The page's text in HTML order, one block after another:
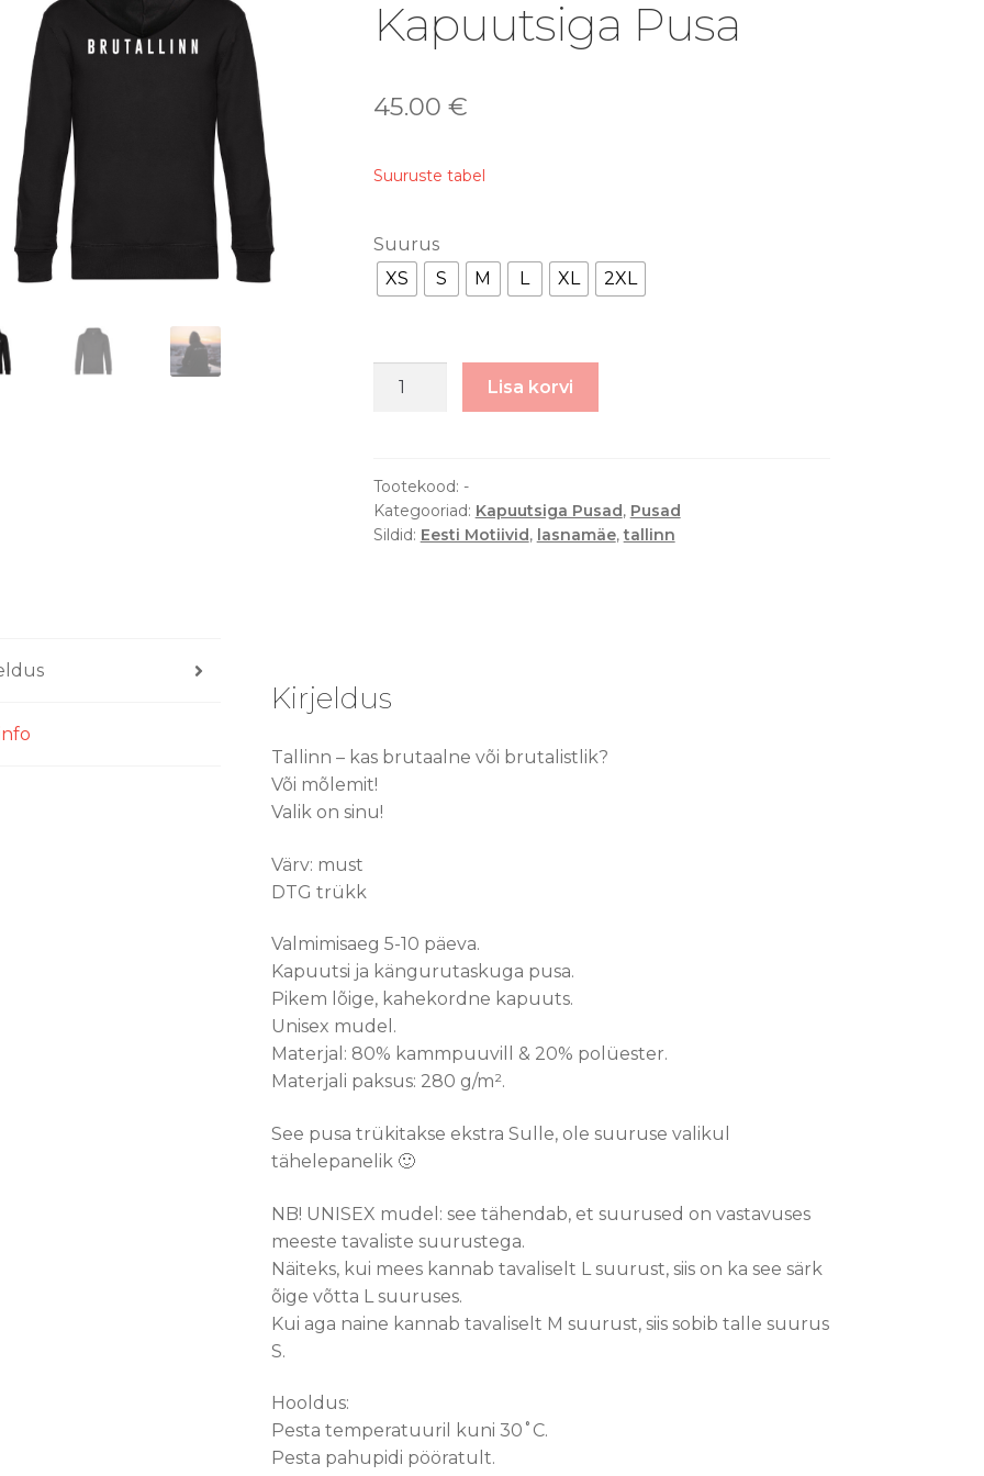
Kapuutsiga Pusa
45.00 €
Suuruste tabel
Suurus
XS
S M L XL 2XL
BRUTALLINN
kogus
Lisa korvi
Tootekood: -
Kategooriad: Kapuutsiga Pusad, Pusad
Sildid: Eesti Motiivid, lasnamäe,tallinn
Kirjeldus
Tallinn – kas brutaalne või brutalistlik?
Või mõlemit!
Valik on sinu!
Värv: must
DTG trükk
Valmimisaeg 5-10 päeva.
Kapuutsi ja kängurutaskuga pusa.
Pikem lõige, kahekordne kapuuts.
Unisex mudel.
Materjal: 80% kammpuuvill & 20% polüester.
Materjali paksus: 280 g/m².
See pusa trükitakse ekstra Sulle, ole suuruse valikul
tähelepanelik 🙂
NB! UNISEX mudel: see tähendab, et suurused on vastavuses
meeste tavaliste suurustega.
Näiteks, kui mees kannab tavaliselt L suurust, siis on ka see särk
õige võtta L suuruses.
Kui aga naine kannab tavaliselt M suurust, siis sobib talle suurus
S.
Hooldus:
Pesta temperatuuril kuni 30˚C.
Pesta pahupidi pööratult.